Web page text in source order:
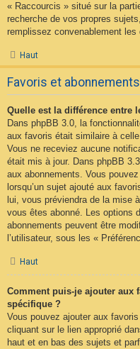
« Raccourcis » situé sur la
recherche de vos propres
remplissez convenablement
Haut
Favoris et abonnements
Quelle est la différence entre
Dans phpBB 3.0, la
aux favoris était similaire à
Vous ne receviez aucune
était mis à jour. Dans phpBB
aux abonnements. Vous
lorsqu’un sujet ajouté aux
lui, vous préviendra de la mise
vous êtes abonné. Les options
abonnements peuvent être
l’utilisateur, sous les «
Haut
Comment puis-je ajouter aux
spécifique ?
Vous pouvez ajouter aux
cliquant sur le lien approprié
haut et en bas des sujets et